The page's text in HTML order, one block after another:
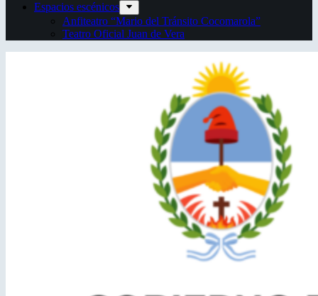
Espacios escénicos
Anfiteatro “Mario del Tránsito Cocomarola”
Teatro Oficial Juan de Vera